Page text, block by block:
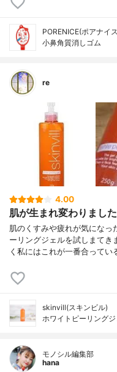
PORENICE(ポアナイ
小鼻角質消しゴム
re
4.00
肌が生まれ変わりました
肌のくすみや疲れが気になっ
ーリングジェルを試しまてき
く私にはこれが一番合ってい
skinvill(スキンビル)
ホワイトピーリング
モノシル編集部
hana